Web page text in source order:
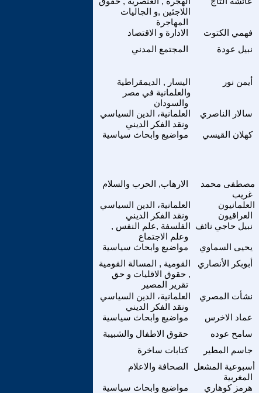
اللاجئين ,و الجاليات
المهاجرة
الادارة و الاقتصاد فهمي الكتوت
المجتمع المدني
نبيل عودة
اليسار , الديمقراطية
والعلمانية في مصر
والسودان
أيمن نور
العلمانية، الدين السياسي
ونقد الفكر الديني
سالار الناصري
مواضيع وابحاث سياسية كهلان القيسي
الارهاب, الحرب والسلام
مصطفى محمد
غريب
العلمانية، الدين السياسي
ونقد الفكر الديني
العلمانيون
العراقيون
الفلسفة ,علم النفس ,
وعلم الاجتماع
نبيل حاجي نائف
مواضيع وابحاث سياسية يحيى السماوي
القومية , المسالة القومية
, حقوق الاقليات و حق
تقرير المصير
أبوبكر الأنصاري
العلمانية، الدين السياسي
ونقد الفكر الديني
نشأت المصري
مواضيع وابحاث سياسية عماد الاخرس
حقوق الاطفال والشبيبة
سامح عوده
كتابات ساخرة
جاسم المطير
الصحافة والاعلام
أسبوعية المشعل
المغربية
مواضيع وابحاث سياسية هرمز كوهاري